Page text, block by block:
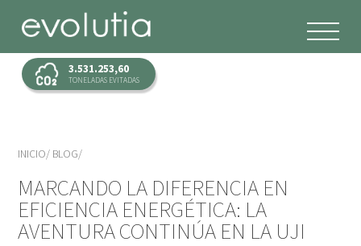
3.531.253,60
TONELADAS EVITADAS
INICIO BLOG
MARCANDO LA DIFERENCIA EN
EFICIENCIA ENERGÉTICA: LA
AVENTURA CONTINÚA EN LA UJI